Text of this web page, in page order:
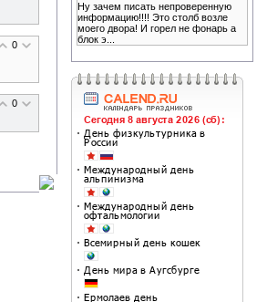
0
0
Ну зачем писать непроверенную
информацию!!!! Это столб возле
моего двора! И горел не фонарь а
блок э...